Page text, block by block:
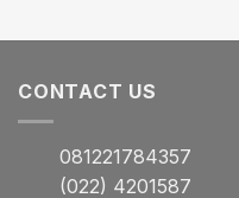
CONTACT US
081221784357
(022) 4201587